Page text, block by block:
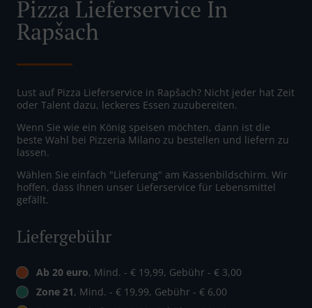
Pizza Lieferservice In
Rapšach
Lust auf Pizza Lieferservice in Rapšach? Nicht jeder hat Zeit
oder Talent dazu, leckeres Essen zuzubereiten.
Wenn Sie wie ein König speisen möchten, dann ist die
beste Wahl bei Pizzeria Milano zu bestellen und liefern zu
lassen.
Wählen Sie einfach "Lieferung" am Kassenbildschirm. Wir
hoffen, dass Ihnen unser Lieferservice für Lebensmittel
gefällt.
Liefergebühr
Ab 20 euro, Mind. - € 19,99, Gebühr - € 3,00
Zone 21, Mind. - € 19,99, Gebühr - € 6,00